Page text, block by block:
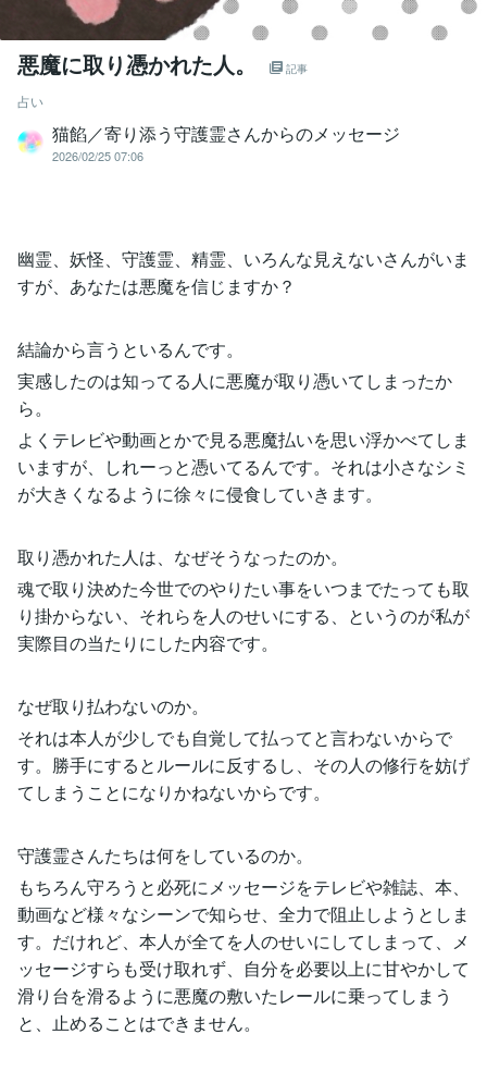
悪魔に取り憑かれた人。 記事
占い
猫餡／寄り添う守護霊さんからのメッセージ
2026/02/25 07:06
幽霊、妖怪、守護霊、精霊、いろんな見えないさんがいま
すが、あなたは悪魔を信じますか？
結論から言うといるんです。
実感したのは知ってる人に悪魔が取り憑いてしまったか
ら。
よくテレビや動画とかで見る悪魔払いを思い浮かべてしま
いますが、しれーっと憑いてるんです。それは小さなシミ
が大きくなるように徐々に侵食していきます。
取り憑かれた人は、なぜそうなったのか。
魂で取り決めた今世でのやりたい事をいつまでたっても取
り掛からない、それらを人のせいにする、というのが私が
実際目の当たりにした内容です。
なぜ取り払わないのか。
それは本人が少しでも自覚して払ってと言わないからで
す。勝手にするとルールに反するし、その人の修行を妨げ
てしまうことになりかねないからです。
守護霊さんたちは何をしているのか。
もちろん守ろうと必死にメッセージをテレビや雑誌、本、
動画など様々なシーンで知らせ、全力で阻止しようとしま
す。だけれど、本人が全てを人のせいにしてしまって、メ
ッセージすらも受け取れず、自分を必要以上に甘やかして
滑り台を滑るように悪魔の敷いたレールに乗ってしまう
と、止めることはできません。